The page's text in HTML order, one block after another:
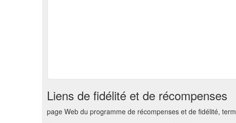
Liens de fidélité et de récompenses
page Web du programme de récompenses et de fidélité,